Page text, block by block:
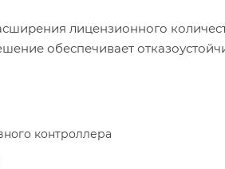
лицензионного
обеспечивает
контроллера